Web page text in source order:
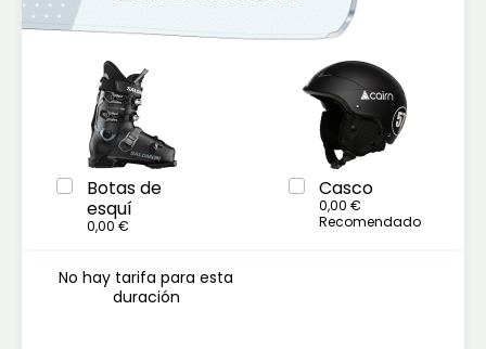
Botas de
esquí
0,00 €
Casco
0,00 €
Recomendado
No hay tarifa para esta
duración